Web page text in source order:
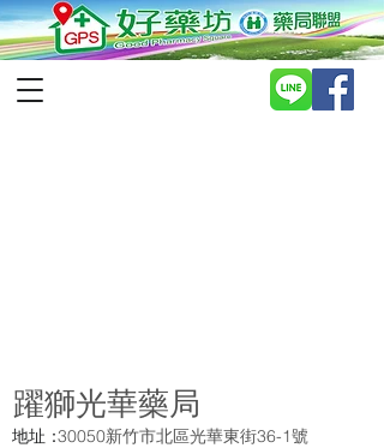
躍獅光華藥局
地址：30050新竹市北區光華東街36-1號